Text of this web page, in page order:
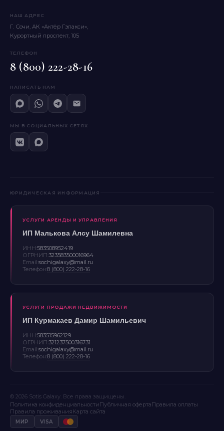
НАШ АДРЕС
Г. Сочи, АК «Актёр Гэлакси»,
Курортный проспект, 105
ТЕЛЕФОН
8 (800) 222-28-16
НАПИСАТЬ НАМ
МЫ В СОЦИАЛЬНЫХ СЕТЯХ
ЮРИДИЧЕСКАЯ ИНФОРМАЦИЯ
УСЛУГИ АРЕНДЫ И УПРАВЛЕНИЯ
ИП Малькова Алсу Шамилевна
ИНН:583508952419
ОГРНИП:323583500016964
Email:sochigalaxy@mail.ru
Телефон:8 (800) 222-28-16
УСЛУГИ ПРОДАЖИ НЕДВИЖИМОСТИ
ИП Курмакаев Дамир Шамильевич
ИНН:583515962129
ОГРНИП:321237500316731
Email:sochigalaxy@mail.ru
Телефон:8 (800) 222-28-16
© 2026 Sotis Galaxy. Все права защищены.
Политика конфиденциальностиПубличная офертаПравила оплаты
Правила проживанияКарта сайта
МИР VISA